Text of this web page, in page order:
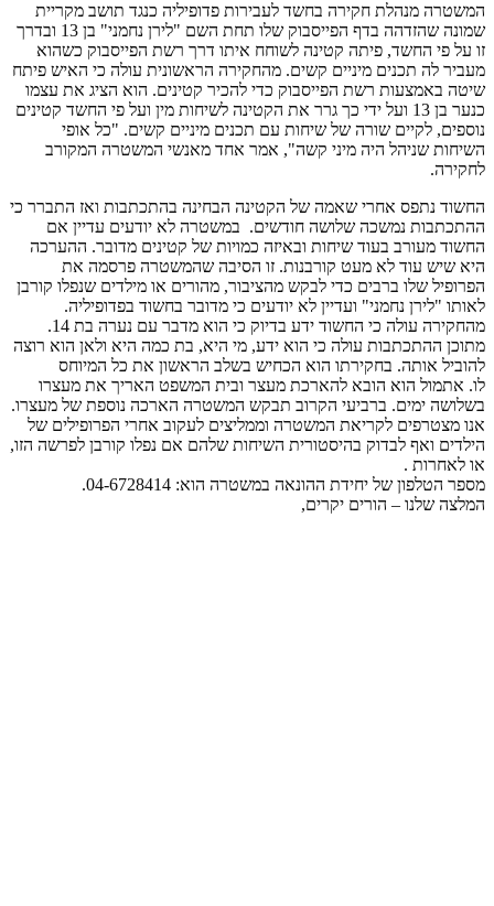
המשטרה מנהלת חקירה בחשד לעבירות פדופיליה כנגד תושב מקריית
שמונה שהזדהה בדף הפייסבוק שלו תחת השם "לירן נחמני" בן 13 ובדרך
זו על פי החשד, פיתה קטינה לשוחח איתו דרך רשת הפייסבוק כשהוא
מעביר לה תכנים מיניים קשים. מהחקירה הראשונית עולה כי האיש פיתח
שיטה באמצעות רשת הפייסבוק כדי להכיר קטינים. הוא הציג את עצמו
כנער בן 13 ועל ידי כך גרר את הקטינה לשיחות מין ועל פי החשד קטינים
נוספים, לקיים שורה של שיחות עם תכנים מיניים קשים. "כל אופי
השיחות שניהל היה מיני קשה", אמר אחד מאנשי המשטרה המקורב
לחקירה.
החשוד נתפס אחרי שאמה של הקטינה הבחינה בהתכתבות ואז התברר כי
ההתכתבות נמשכה שלושה חודשים. במשטרה לא יודעים עדיין אם
החשוד מעורב בעוד שיחות ובאיזה כמויות של קטינים מדובר. ההערכה
היא שיש עוד לא מעט קורבנות. זו הסיבה שהמשטרה פרסמה את
הפרופיל שלו ברבים כדי לבקש מהציבור, מהורים או מילדים שנפלו קורבן
לאותו "לירן נחמני" ועדיין לא יודעים כי מדובר בחשוד בפדופיליה.
מהחקירה עולה כי החשוד ידע בדיוק כי הוא מדבר עם נערה בת 14.
מתוכן ההתכתבות עולה כי הוא ידע, מי היא, בת כמה היא ולאן הוא רוצה
להוביל אותה. בחקירתו הוא הכחיש בשלב הראשון את כל המיוחס
לו. אתמול הוא הובא להארכת מעצר ובית המשפט האריך את מעצרו
בשלושה ימים. ברביעי הקרוב תבקש המשטרה הארכה נוספת של מעצרו.
אנו מצטרפים לקריאת המשטרה וממליצים לעקוב אחרי הפרופילים של
הילדים ואף לבדוק בהיסטורית השיחות שלהם אם נפלו קורבן לפרשה הזו,
או לאחרות .
מספר הטלפון של יחידת ההונאה במשטרה הוא: 04-6728414.
המלצה שלנו – הורים יקרים,